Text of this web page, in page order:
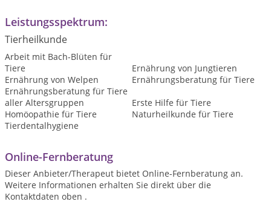
Leistungsspektrum:
Tierheilkunde
Arbeit mit Bach-Blüten für
Tiere
Ernährung von Jungtieren
Ernährung von Welpen
Ernährungsberatung für Tiere
Ernährungsberatung für Tiere
aller Altersgruppen
Erste Hilfe für Tiere
Homöopathie für Tiere
Naturheilkunde für Tiere
Tierdentalhygiene
Online-Fernberatung
Dieser Anbieter/Therapeut bietet Online-Fernberatung an.
Weitere Informationen erhalten Sie direkt über die
Kontaktdaten oben .